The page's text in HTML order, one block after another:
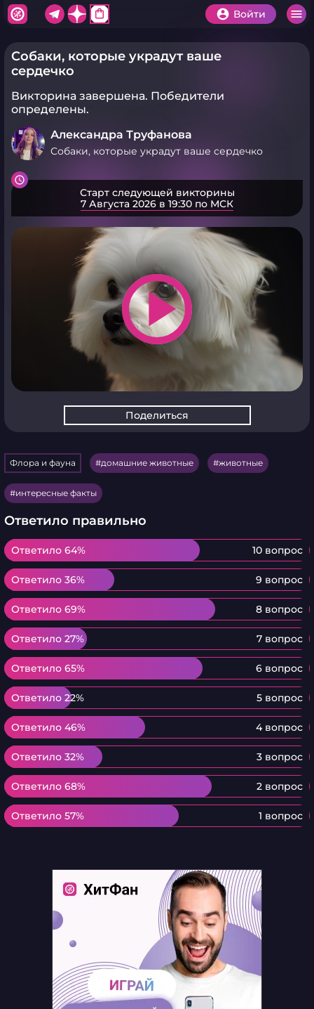
shopping_bag Войти
Собаки, которые украдут ваше
сердечко
Викторина завершена. Победители
определены.
Александра Труфанова
Собаки, которые украдут ваше сердечко
Старт следующей викторины
7 Августа 2026 в 19:30 по МСК
play_arrow
Поделиться
Флора и фауна домашние животные животные
интересные факты
Ответило правильно
Ответило 64% 10 вопрос
Ответило 64%
Ответило 36% 9 вопрос
Ответило 36%
Ответило 69% 8 вопрос
Ответило 69%
Ответило 27% 7 вопрос
Ответило 27%
Ответило 65% 6 вопрос
Ответило 65%
Ответило 22% 5 вопрос
Ответило 22%
Ответило 46% 4 вопрос
Ответило 46%
Ответило 32% 3 вопрос
Ответило 32%
Ответило 68% 2 вопрос
Ответило 68%
Ответило 57% 1 вопрос
Ответило 57%